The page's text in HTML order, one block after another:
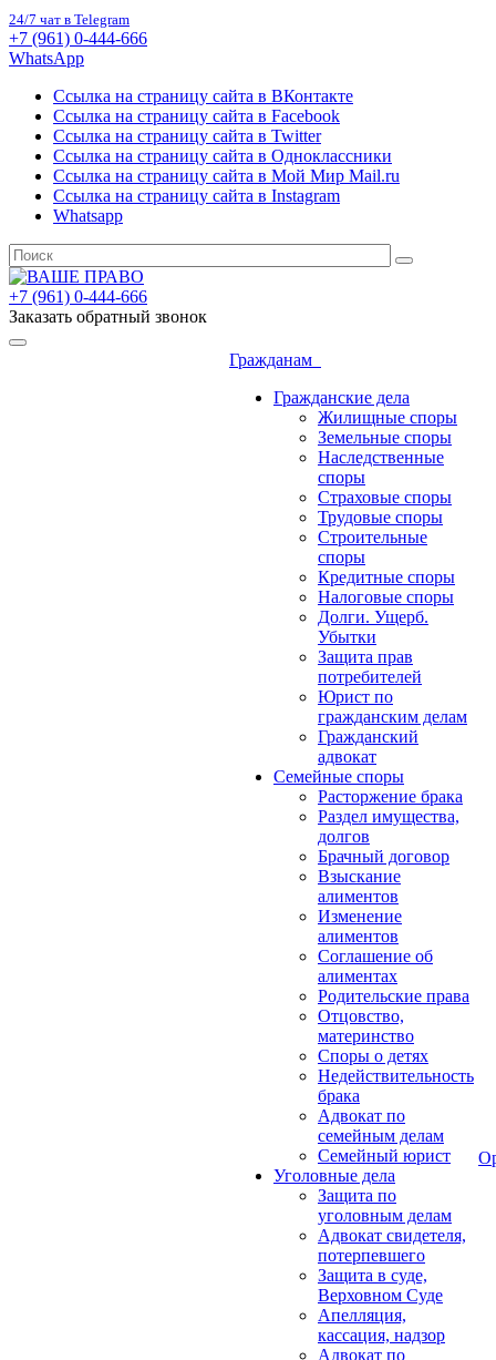
24/7 чат в Telegram
+7 (961) 0-444-666
WhatsApp
Ссылка на страницу сайта в ВКонтакте
Ссылка на страницу сайта в Facebook
Ссылка на страницу сайта в Twitter
Ссылка на страницу сайта в Одноклассники
Ссылка на страницу сайта в Мой Мир Mail.ru
Ссылка на страницу сайта в Instagram
Whatsapp
+7 (961) 0-444-666
Заказать обратный звонок
Гражданам
Гражданские дела
Жилищные споры
Земельные споры
Наследственные
споры
Страховые споры
Трудовые споры
Строительные
споры
Кредитные споры
Налоговые споры
Долги. Ущерб.
Убытки
Защита прав
потребителей
Юрист по
гражданским делам
Гражданский
адвокат
Семейные споры
Расторжение брака
Раздел имущества,
долгов
Брачный договор
Взыскание
алиментов
Изменение
алиментов
Соглашение об
алиментах
Родительские права
Отцовство,
материнство
Споры о детях
Недействительность
брака
Адвокат по
семейным делам
Семейный юрист
Уголовные дела
Защита по
уголовным делам
Адвокат свидетеля,
потерпевшего
Защита в суде,
Верховном Суде
Апелляция,
кассация, надзор
Адвокат по